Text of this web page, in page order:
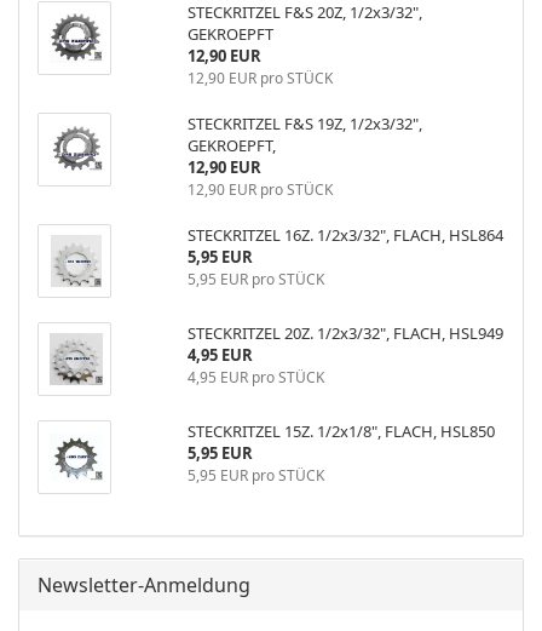
STECKRITZEL F&S 20Z, 1/2x3/32",
GEKROEPFT
12,90 EUR
12,90 EUR pro STÜCK
STECKRITZEL F&S 19Z, 1/2x3/32",
GEKROEPFT,
12,90 EUR
12,90 EUR pro STÜCK
STECKRITZEL 16Z. 1/2x3/32", FLACH, HSL864
5,95 EUR
5,95 EUR pro STÜCK
STECKRITZEL 20Z. 1/2x3/32", FLACH, HSL949
4,95 EUR
4,95 EUR pro STÜCK
STECKRITZEL 15Z. 1/2x1/8", FLACH, HSL850
5,95 EUR
5,95 EUR pro STÜCK
Newsletter-Anmeldung